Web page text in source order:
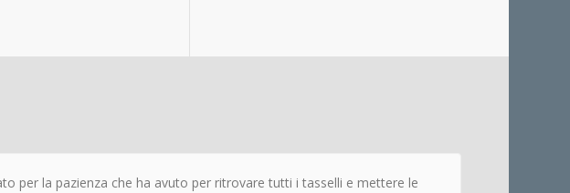
per la pazienza che ha avuto per ritrovare tutti i tasselli e mettere le